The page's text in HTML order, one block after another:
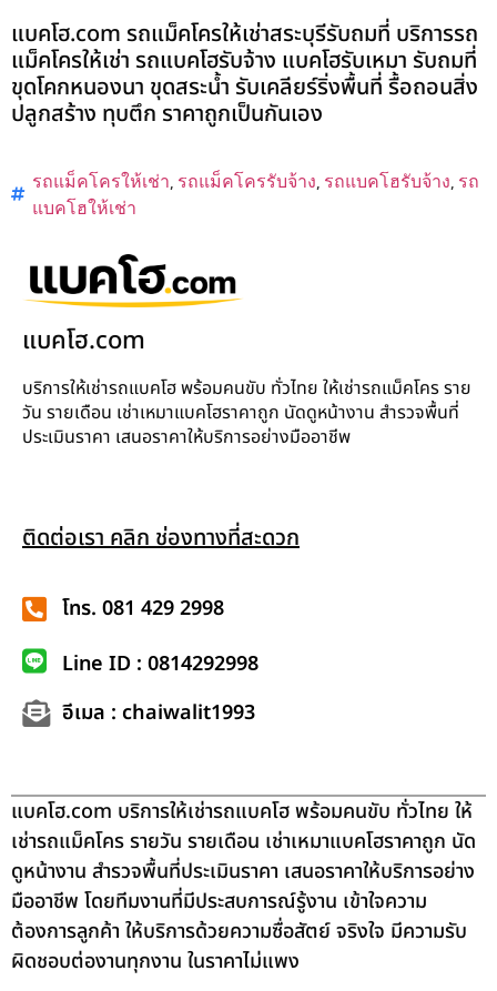
แบคโฮ.com รถแม็คโครให้เช่าสระบุรีรับถมที่ บริการรถ
แม็คโครให้เช่า รถแบคโฮรับจ้าง แบคโฮรับเหมา รับถมที่
ขุดโคกหนองนา ขุดสระน้ำ รับเคลียร์ริ่งพื้นที่ รื้อถอนสิ่ง
ปลูกสร้าง ทุบตึก ราคาถูกเป็นกันเอง
รถแม็คโครให้เช่า, รถแม็คโครรับจ้าง, รถแบคโฮรับจ้าง, รถ
แบคโฮให้เช่า
แบคโฮ.com
บริการให้เช่ารถแบคโฮ พร้อมคนขับ ทั่วไทย ให้เช่ารถแม็คโคร ราย
วัน รายเดือน เช่าเหมาแบคโฮราคาถูก นัดดูหน้างาน สำรวจพื้นที่
ประเมินราคา เสนอราคาให้บริการอย่างมืออาชีพ
ติดต่อเรา คลิก ช่องทางที่สะดวก
โทร. 081 429 2998
Line ID : 0814292998
อีเมล : chaiwalit1993
แบคโฮ.com บริการให้เช่ารถแบคโฮ พร้อมคนขับ ทั่วไทย ให้
เช่ารถแม็คโคร รายวัน รายเดือน เช่าเหมาแบคโฮราคาถูก นัด
ดูหน้างาน สำรวจพื้นที่ประเมินราคา เสนอราคาให้บริการอย่าง
มืออาชีพ โดยทีมงานที่มีประสบการณ์รู้งาน เข้าใจความ
ต้องการลูกค้า ให้บริการด้วยความซื่อสัตย์ จริงใจ มีความรับ
ผิดชอบต่องานทุกงาน ในราคาไม่แพง